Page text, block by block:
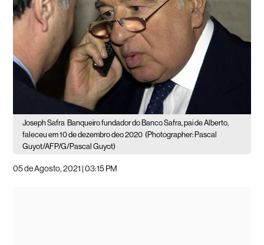
Joseph Safra Banqueiro fundador do Banco Safra, pai de Alberto,
faleceu em 10 de dezembro deo 2020 (Photographer: Pascal
Guyot/AFP/G/Pascal Guyot)
05 de Agosto, 2021 | 03:15 PM